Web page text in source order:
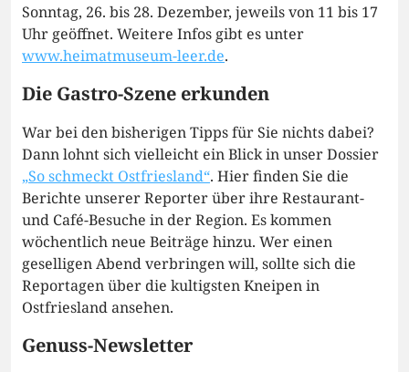
Sonntag, 26. bis 28. Dezember, jeweils von 11 bis 17
Uhr geöffnet. Weitere Infos gibt es unter
www.heimatmuseum-leer.de.
Die Gastro-Szene erkunden
War bei den bisherigen Tipps für Sie nichts dabei?
Dann lohnt sich vielleicht ein Blick in unser Dossier
„So schmeckt Ostfriesland“. Hier finden Sie die
Berichte unserer Reporter über ihre Restaurant-
und Café-Besuche in der Region. Es kommen
wöchentlich neue Beiträge hinzu. Wer einen
geselligen Abend verbringen will, sollte sich die
Reportagen über die kultigsten Kneipen in
Ostfriesland ansehen.
Genuss-Newsletter